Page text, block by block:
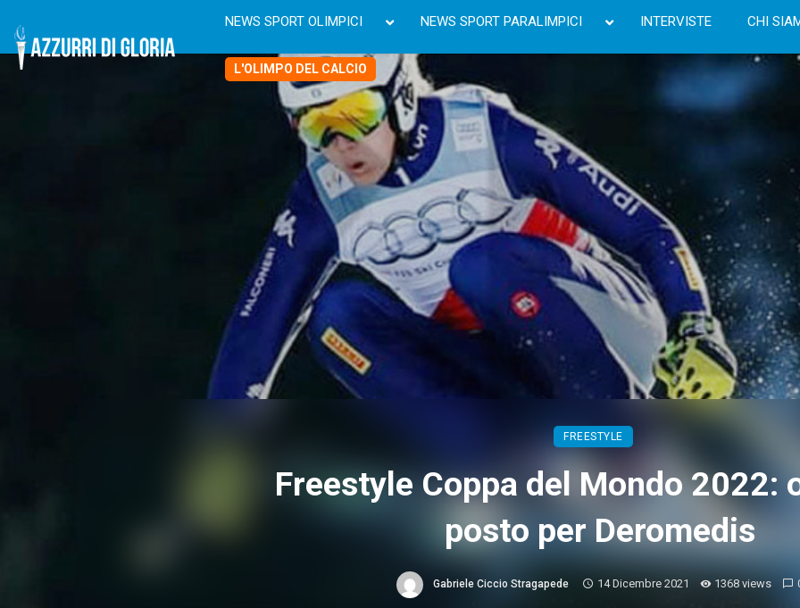
NEWS SPORT OLIMPICI NEWS SPORT PARALIMPICI INTERVISTE CHI
L'OLIMPO DEL CALCIO
FREESTYLE
Freestyle Coppa del Mondo 2022:
posto per Deromedis
Gabriele Ciccio Stragapede 14 Dicembre 2021 1368 views